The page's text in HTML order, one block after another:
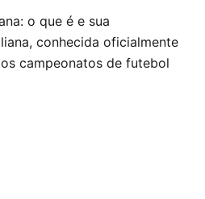
o que é e sua
conhecida oficialmente
campeonatos de futebol